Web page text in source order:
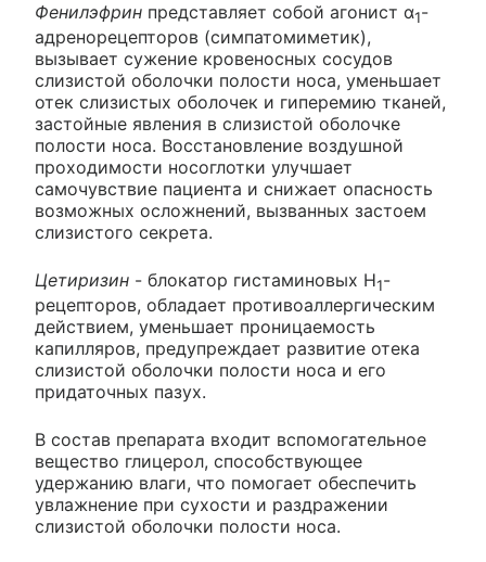
Фенилэфрин представляет собой агонист α1-
адренорецепторов (симпатомиметик),
вызывает сужение кровеносных сосудов
слизистой оболочки полости носа, уменьшает
отек слизистых оболочек и гиперемию тканей,
застойные явления в слизистой оболочке
полости носа. Восстановление воздушной
проходимости носоглотки улучшает
самочувствие пациента и снижает опасность
возможных осложнений, вызванных застоем
слизистого секрета.
Цетиризин - блокатор гистаминовых H1-
рецепторов, обладает противоаллергическим
действием, уменьшает проницаемость
капилляров, предупреждает развитие отека
слизистой оболочки полости носа и его
придаточных пазух.
В состав препарата входит вспомогательное
вещество глицерол, способствующее
удержанию влаги, что помогает обеспечить
увлажнение при сухости и раздражении
слизистой оболочки полости носа.